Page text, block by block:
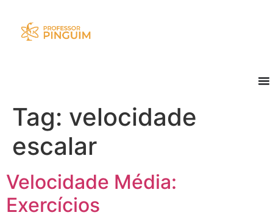
Tag: velocidade
escalar
Velocidade Média:
Exercícios